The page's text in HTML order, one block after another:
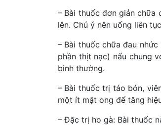
– Bài thuốc đơn giản chữa
lên. Chú ý nên uống liên
– Bài thuốc chữa đau
phần thịt nạc) nấu chung
bình thường.
– Bài thuốc trị táo bón,
một ít mật ong để tăng
– Đặc trị ho gà: Bài thuốc